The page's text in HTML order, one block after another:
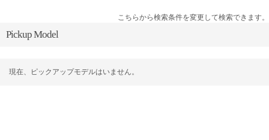
こちらから検索条件を変更して検索できます。
Pickup Model
現在、ピックアップモデルはいません。